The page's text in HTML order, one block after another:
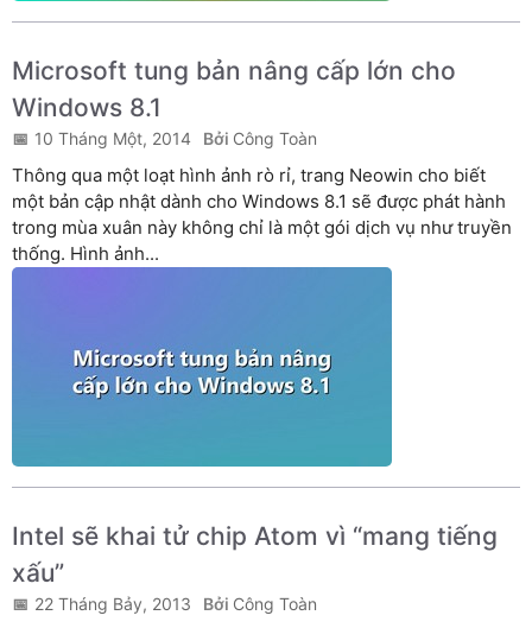
Microsoft tung bản nâng cấp lớn cho
Windows 8.1
10 Tháng Một, 2014 Công Toàn
Thông qua một loạt hình ảnh rò rỉ, trang Neowin cho biết
một bản cập nhật dành cho Windows 8.1 sẽ được phát hành
trong mùa xuân này không chỉ là một gói dịch vụ như truyền
thống. Hình ảnh...
Intel sẽ khai tử chip Atom vì “mang tiếng
xấu”
22 Tháng Bảy, 2013 Công Toàn